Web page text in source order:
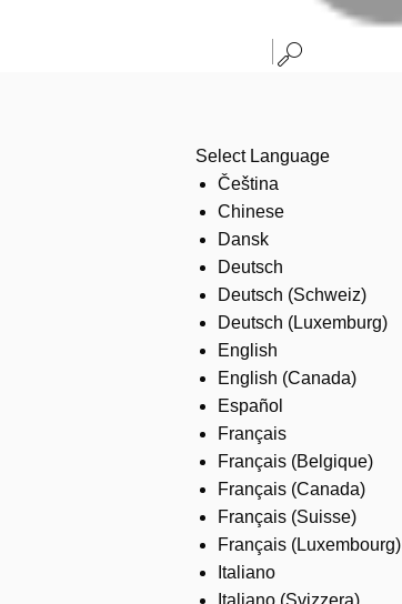
Select Language
Čeština
Chinese
Dansk
Deutsch
Deutsch (Schweiz)
Deutsch (Luxemburg)
English
English (Canada)
Español
Français
Français (Belgique)
Français (Canada)
Français (Suisse)
Français (Luxembourg)
Italiano
Italiano (Svizzera)